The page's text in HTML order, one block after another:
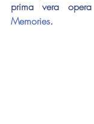
Memories.